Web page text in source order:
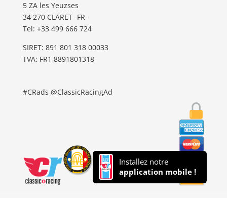
5 ZA les Yeuzses
34 270 CLARET -FR-
Tel: ‭+33 499 666 724‬
SIRET: 891 801 318 00033
TVA: FR1 8891801318
#CRads @ClassicRacingAd
Installez notre
application mobile !